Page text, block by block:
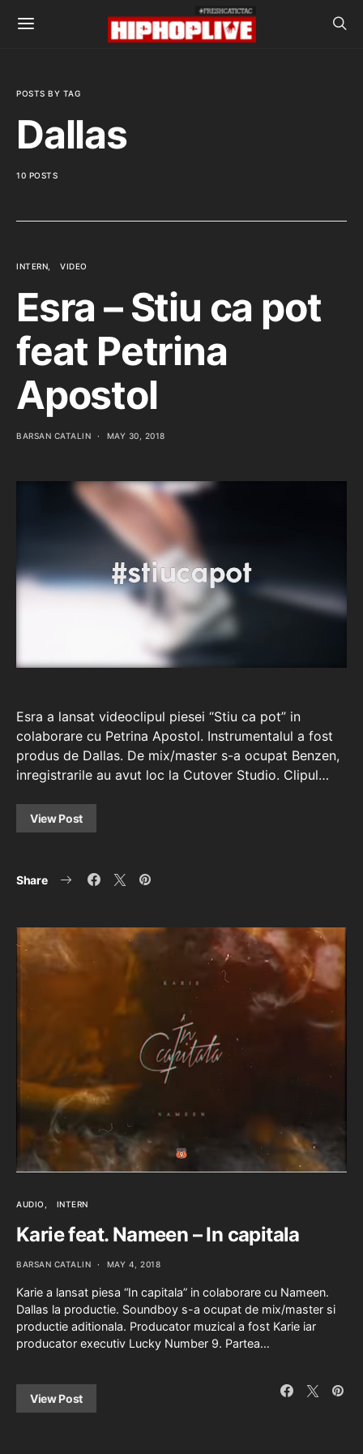
POSTS BY TAG
Dallas
10 POSTS
INTERN VIDEO
Esra – Stiu ca pot
feat Petrina
Apostol
BARSAN CATALIN MAY 30, 2018
Esra a lansat videoclipul piesei “Stiu ca pot” in
colaborare cu Petrina Apostol. Instrumentalul a fost
produs de Dallas. De mix/master s-a ocupat Benzen,
inregistrarile au avut loc la Cutover Studio. Clipul…
View Post
Share
AUDIO INTERN
Karie feat. Nameen – In capitala
BARSAN CATALIN MAY 4, 2018
Karie a lansat piesa “In capitala” in colaborare cu Nameen.
Dallas la productie. Soundboy s-a ocupat de mix/master si
productie aditionala. Producator muzical a fost Karie iar
producator executiv Lucky Number 9. Partea…
View Post